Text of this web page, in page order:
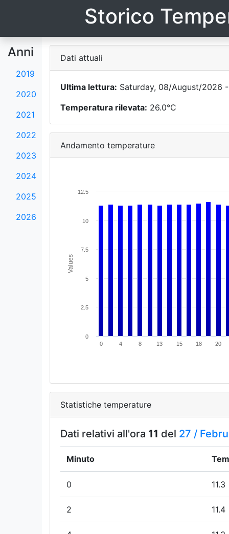
Storico
Anni
2019
2020
2021
2022
2023
2024
2025
2026
Dati attuali
Ultima lettura: Saturday, 08/August/2026
Temperatura rilevata: 26.0°C
Andamento temperature
Values
0 4 8 13 15 18 20
0
2.5
5
7.5
10
12.5
Statistiche temperature
Dati relativi all'ora 11 del 27 /
Minuto
0 11.3
2 11.4